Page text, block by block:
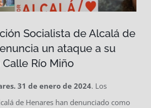
Socialista de Alcalá de
un ataque a su
Río Miño
31 de enero de 2024. Los
de Henares han denunciado como